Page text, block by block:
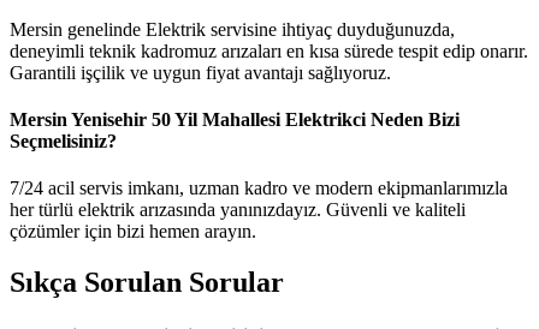
Mersin genelinde Elektrik servisine ihtiyaç duyduğunuzda,
deneyimli teknik kadromuz arızaları en kısa sürede tespit edip onarır.
Garantili işçilik ve uygun fiyat avantajı sağlıyoruz.
Mersin Yenisehir 50 Yil Mahallesi Elektrikci Neden Bizi
Seçmelisiniz?
7/24 acil servis imkanı, uzman kadro ve modern ekipmanlarımızla
her türlü elektrik arızasında yanınızdayız. Güvenli ve kaliteli
çözümler için bizi hemen arayın.
Sıkça Sorulan Sorular